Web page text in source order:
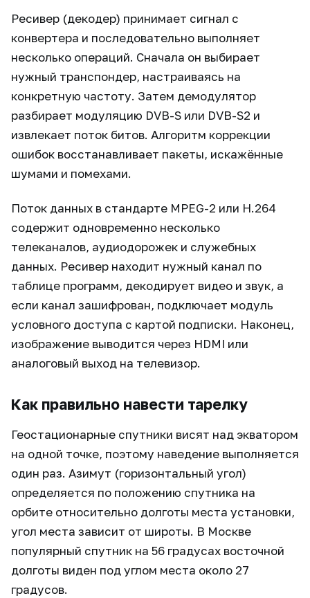
Ресивер (декодер) принимает сигнал с
конвертера и последовательно выполняет
несколько операций. Сначала он выбирает
нужный транспондер, настраиваясь на
конкретную частоту. Затем демодулятор
разбирает модуляцию DVB-S или DVB-S2 и
извлекает поток битов. Алгоритм коррекции
ошибок восстанавливает пакеты, искажённые
шумами и помехами.
Поток данных в стандарте MPEG-2 или H.264
содержит одновременно несколько
телеканалов, аудиодорожек и служебных
данных. Ресивер находит нужный канал по
таблице программ, декодирует видео и звук, а
если канал зашифрован, подключает модуль
условного доступа с картой подписки. Наконец,
изображение выводится через HDMI или
аналоговый выход на телевизор.
Как правильно навести тарелку
Геостационарные спутники висят над экватором
на одной точке, поэтому наведение выполняется
один раз. Азимут (горизонтальный угол)
определяется по положению спутника на
орбите относительно долготы места установки,
угол места зависит от широты. В Москве
популярный спутник на 56 градусах восточной
долготы виден под углом места около 27
градусов.